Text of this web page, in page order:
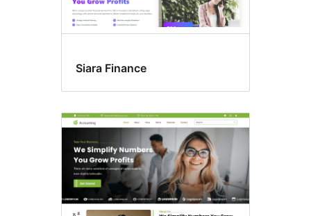
Siara Finance